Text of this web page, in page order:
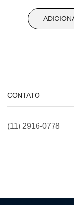
CONTATO
(11) 2916-0778